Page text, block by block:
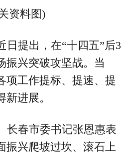
资料图)
日提出，在“十四五”后3
振兴突破攻坚战。当
项工作提标、提速、提
进展。
长春市委书记张恩惠表
振兴爬坡过坎、滚石上